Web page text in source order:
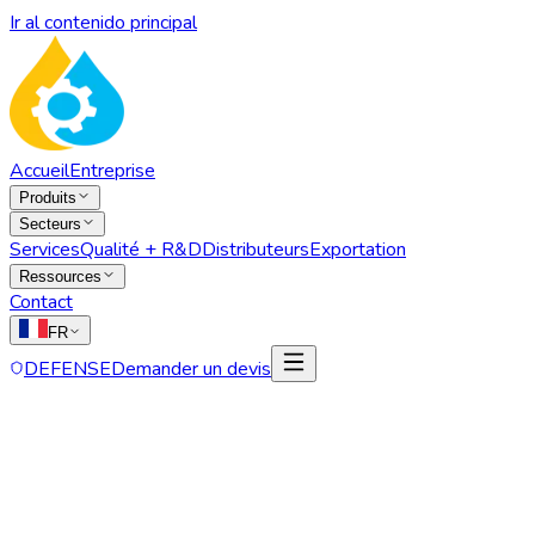
Ir al contenido principal
AccueilEntreprise
Produits
Secteurs
ServicesQualité + R&DDistributeursExportation
Ressources
Contact
FR
DEFENSEDemander un devis